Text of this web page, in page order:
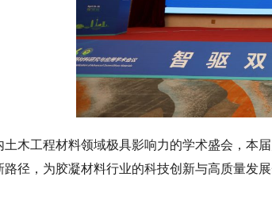
土木工程材料领域极具影响力的学术盛会，本
径，为胶凝材料行业的科技创新与高质量发展